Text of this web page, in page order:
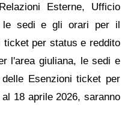
Esterne, Ufficio
le sedi e gli orari per il
ticket per status e reddito
l'area giuliana, le sedi e
Esenzioni ticket per
18 aprile 2026, saranno